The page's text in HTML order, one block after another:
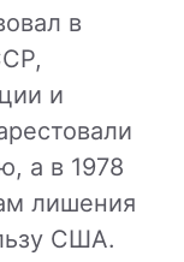
в
и
а в 1978
лишения
США.